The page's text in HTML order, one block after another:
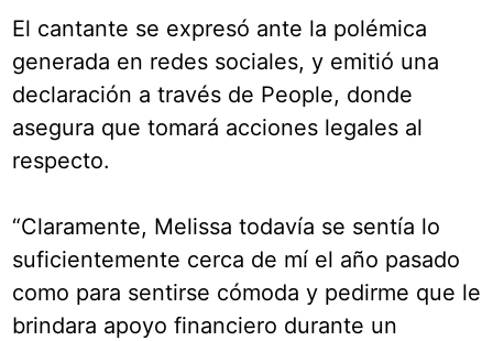
El cantante se expresó ante la polémica
generada en redes sociales, y emitió una
declaración a través de People, donde
asegura que tomará acciones legales al
respecto.
“Claramente, Melissa todavía se sentía lo
suficientemente cerca de mí el año pasado
como para sentirse cómoda y pedirme que le
brindara apoyo financiero durante un